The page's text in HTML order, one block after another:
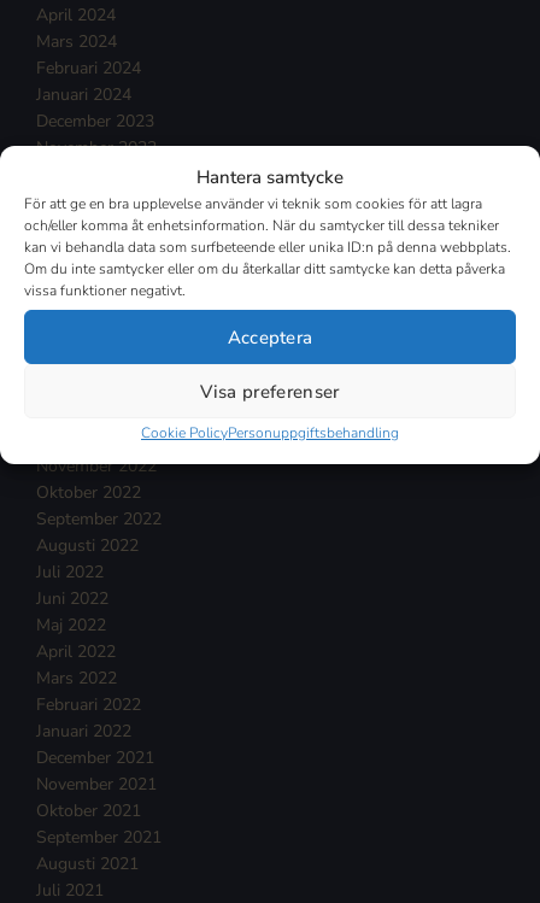
Hantera samtycke
För att ge en bra upplevelse använder vi teknik som cookies för att lagra
och/eller komma åt enhetsinformation. När du samtycker till dessa tekniker
kan vi behandla data som surfbeteende eller unika ID:n på denna webbplats.
Om du inte samtycker eller om du återkallar ditt samtycke kan detta påverka
vissa funktioner negativt.
Acceptera
Visa preferenser
Cookie PolicyPersonuppgiftsbehandling
April 2024
Mars 2024
Februari 2024
Januari 2024
December 2023
November 2023
September 2023
Augusti 2023
Juli 2023
Juni 2023
Maj 2023
Mars 2023
December 2022
November 2022
Oktober 2022
September 2022
Augusti 2022
Juli 2022
Juni 2022
Maj 2022
April 2022
Mars 2022
Februari 2022
Januari 2022
December 2021
November 2021
Oktober 2021
September 2021
Augusti 2021
Juli 2021